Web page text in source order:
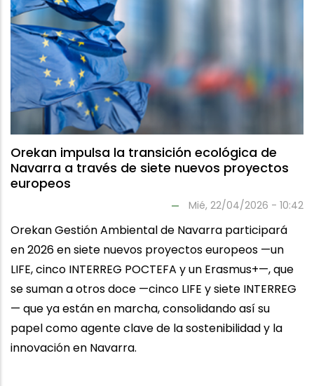
Orekan impulsa la transición ecológica de
Navarra a través de siete nuevos proyectos
europeos
Mié, 22/04/2026 - 10:42
Orekan Gestión Ambiental de Navarra participará
en 2026 en siete nuevos proyectos europeos —un
LIFE, cinco INTERREG POCTEFA y un Erasmus+—, que
se suman a otros doce —cinco LIFE y siete INTERREG
— que ya están en marcha, consolidando así su
papel como agente clave de la sostenibilidad y la
innovación en Navarra.